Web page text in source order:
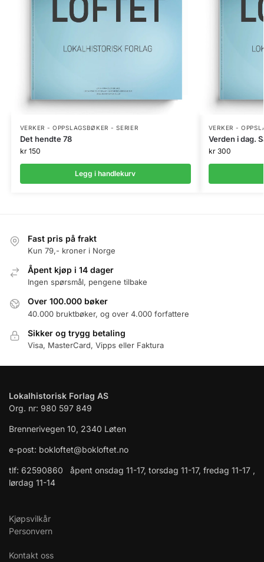
VERKER - OPPSLAGSBØKER - SERIER
Det hendte 78
kr150
Legg i handlekurv
VERKER -
Verden i dag.
kr300
Fast pris på frakt
Kun 79,- kroner i Norge
Åpent kjøp i 14 dager
Ingen spørsmål, pengene tilbake
Over 100.000 bøker
40.000 bruktbøker, og over 4.000 forfattere
Sikker og trygg betaling
Visa, MasterCard, Vipps eller Faktura
Lokalhistorisk Forlag AS
Org. nr: 980 597 849
Brennerivegen 10, 2340 Løten
e-post: bokloftet@bokloftet.no
tlf: 62590860 åpent onsdag 11-17, torsdag 11-17, fredag 11-17 ,
lørdag 11-14
Kjøpsvilkår
Personvern
Kontakt oss